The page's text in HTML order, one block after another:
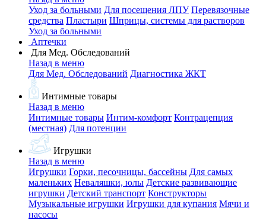
Уход за больными Для посещения ЛПУ Перевязочные
средства Пластыри Шприцы, системы для растворов
Уход за больными
Аптечки
Для Мед. Обследований
Назад в меню
Для Мед. Обследований Диагностика ЖКТ
Интимные товары
Назад в меню
Интимные товары Интим-комфорт Контрацепция
(местная) Для потенции
Игрушки
Назад в меню
Игрушки Горки, песочницы, бассейны Для самых
маленьких Неваляшки, юлы Детские развивающие
игрушки Детский транспорт Конструкторы
Музыкальные игрушки Игрушки для купания Мячи и
насосы